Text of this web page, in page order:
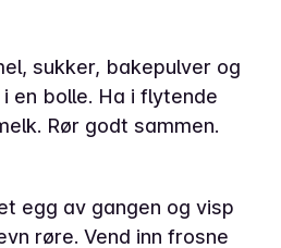
sukker, bakepulver og
en bolle. Ha i flytende
Rør godt sammen.
egg av gangen og visp
røre. Vend inn frosne